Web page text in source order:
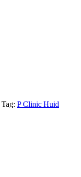
Tag: P Clinic Huid